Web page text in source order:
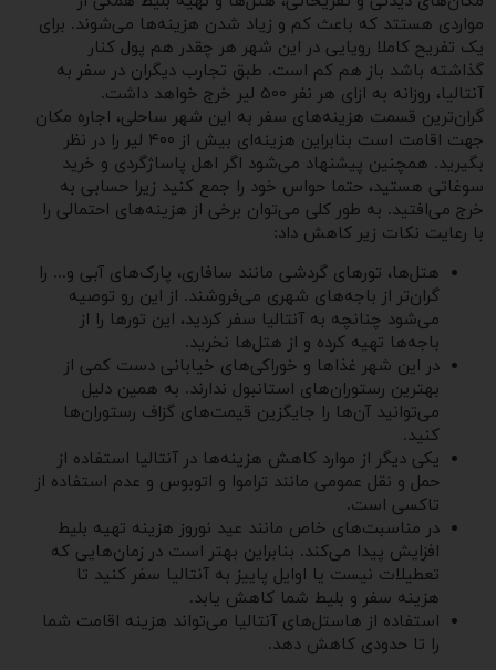
مواردی هستتد که باعث کم و زیاد شدن هزینه‌ها می‌شوند. برای
یک تفریح کاملا رویایی در این شهر هر چقدر هم پول کنار
گذاشته باشد باز هم کم است. طبق تجارب دیگران در سفر به
آنتالیا، روزانه به ازای هر نفر ۵۰۰ لیر خرج خواهد داشت.
گران‌ترین قسمت هزینه‌های سفر به این شهر ساحلی، اجاره مکان
جهت اقامت است بنابراین هزینه‌ای بیش از ۴۰۰ لیر را در نظر
بگیرید. همچنین پیشنهاد می‌شود اگر اهل پاساژگردی و خرید
سوغاتی هستید، حتما حواس خود را جمع کنید زیرا حسابی به
خرج می‌افتید. به طور کلی می‌توان برخی از هزینه‌های احتمالی را
با رعایت نکات زیر کاهش داد:
هتل‌ها، تورهای گردشی مانند سافاری، پارک‌های آبی و... را
گران‌تر از باجه‌های شهری می‌فروشند. از این رو توصیه
می‌شود چنانچه به آنتالیا سفر کردید، این تورها را از
باجه‌ها تهیه کرده و از هتل‌ها نخرید.
در این شهر غذاها و خوراکی‌های خیابانی دست کمی از
بهترین رستوران‌های استانبول ندارند. به همین دلیل
می‌توانید آن‌ها را جایگزین قیمت‌های گزاف رستوران‌ها
کنید.
یکی دیگر از موارد کاهش هزینه‌ها در آنتالیا استفاده از
حمل و نقل عمومی مانند تراموا و اتوبوس و عدم استفاده از
تاکسی است.
در مناسبت‌های خاص مانند عید نوروز هزینه تهیه بلیط
افزایش پیدا می‌کند. بنابراین بهتر است در زمان‌هایی که
تعطیلات نیست یا اوایل پاییز به آنتالیا سفر کنید تا
هزینه سفر و بلیط شما کاهش یابد.
استفاده از هاستل‌های آنتالیا می‌تواند هزینه اقامت شما
را تا حدودی کاهش دهد.